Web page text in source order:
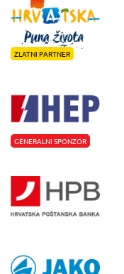
ZLATNI PARTNER
GENERALNI SPONZOR